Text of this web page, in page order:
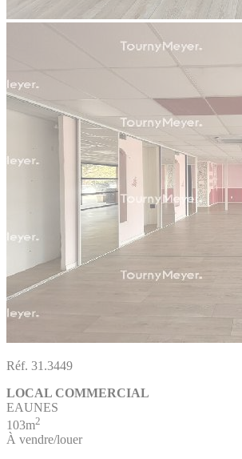
Réf. 31.3449
LOCAL COMMERCIAL
EAUNES
103m2
À vendre/louer